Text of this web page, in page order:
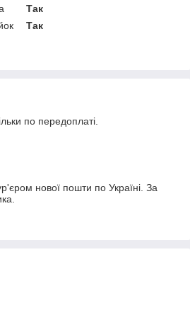
Так
Так
по передоплаті.
нової пошти по Україні. За